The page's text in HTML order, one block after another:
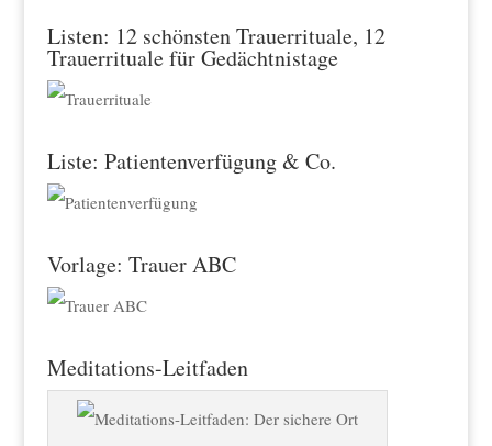
Listen: 12 schönsten Trauerrituale, 12
Trauerrituale für Gedächtnistage
Liste: Patientenverfügung & Co.
Vorlage: Trauer ABC
Meditations-Leitfaden